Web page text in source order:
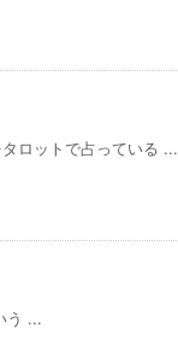
ロットで占っている ...
う ...